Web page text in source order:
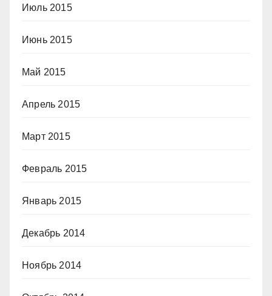
Июль 2015
Июнь 2015
Май 2015
Апрель 2015
Март 2015
Февраль 2015
Январь 2015
Декабрь 2014
Ноябрь 2014